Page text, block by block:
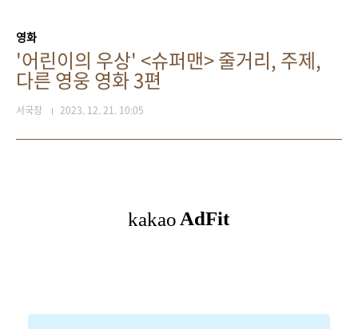
영화
'어린이의 우상' <슈퍼맨> 줄거리, 주제,
다른 영웅 영화 3편
서국장 2023. 12. 21. 10:05